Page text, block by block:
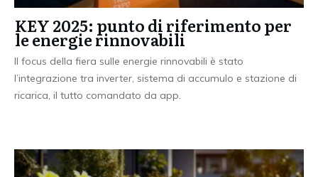
KEY 2025: punto di riferimento per
le energie rinnovabili
Il focus della fiera sulle energie rinnovabili è stato
l’integrazione tra inverter, sistema di accumulo e stazione di
ricarica, il tutto comandato da app.